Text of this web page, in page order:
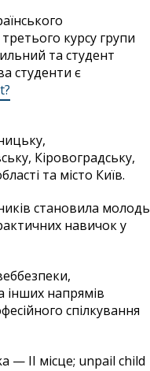
курсу групи
та студент
студенти є
Кіровоградську,
та місто Київ.
становила молодь
навичок у
інших напрямів
спілкування
— ІІ місце; unpail child